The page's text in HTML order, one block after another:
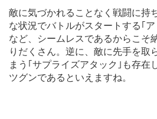
敵に気づかれることなく戦闘に持
な状況でバトルがスタートする｢
など、シームレスであるからこそ
りだくさん。逆に、敵に先手を取
まう｢サプライズアタック｣も存在
ツグンであるといえますね。